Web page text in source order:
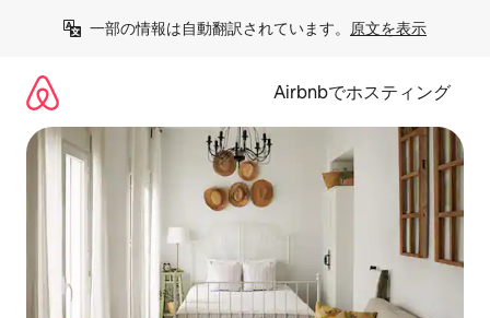
一部の情報は自動翻訳されています。 原文を表示
Airbnbでホスティング